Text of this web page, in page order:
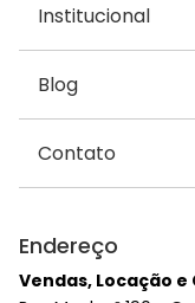
Institucional
Blog
Contato
Endereço
Vendas, Locação